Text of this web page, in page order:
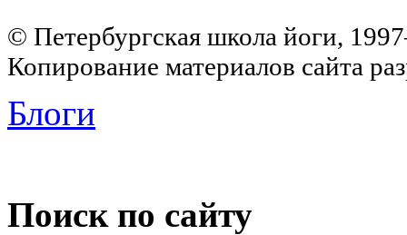
© Петербургская школа йоги,
Копирование материалов сайта
Блоги
Поиск по сайту